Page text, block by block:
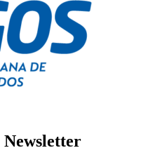
Newsletter